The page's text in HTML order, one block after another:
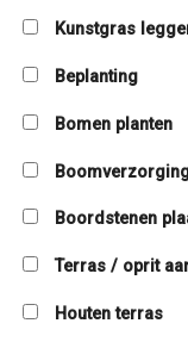
Kunstgras
Beplanting
Bomen planten
Boordstenen
Terras / oprit
Houten terras